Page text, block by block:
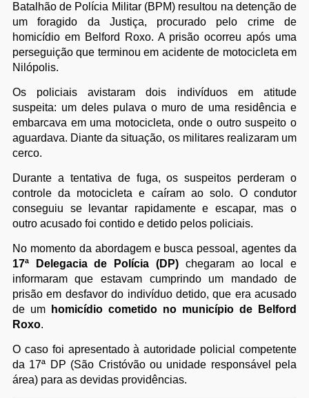
Batalhão de Polícia Militar (BPM) resultou na detenção de
um foragido da Justiça, procurado pelo crime de
homicídio em Belford Roxo. A prisão ocorreu após uma
perseguição que terminou em acidente de motocicleta em
Nilópolis.
Os policiais avistaram dois indivíduos em atitude
suspeita: um deles pulava o muro de uma residência e
embarcava em uma motocicleta, onde o outro suspeito o
aguardava. Diante da situação, os militares realizaram um
cerco.
Durante a tentativa de fuga, os suspeitos perderam o
controle da motocicleta e caíram ao solo. O condutor
conseguiu se levantar rapidamente e escapar, mas o
outro acusado foi contido e detido pelos policiais.
No momento da abordagem e busca pessoal, agentes da
17ª Delegacia de Polícia (DP) chegaram ao local e
informaram que estavam cumprindo um mandado de
prisão em desfavor do indivíduo detido, que era acusado
de um
homicídio cometido no município de Belford
Roxo.
O caso foi apresentado à autoridade policial competente
da 17ª DP (São Cristóvão ou unidade responsável pela
área) para as devidas providências.